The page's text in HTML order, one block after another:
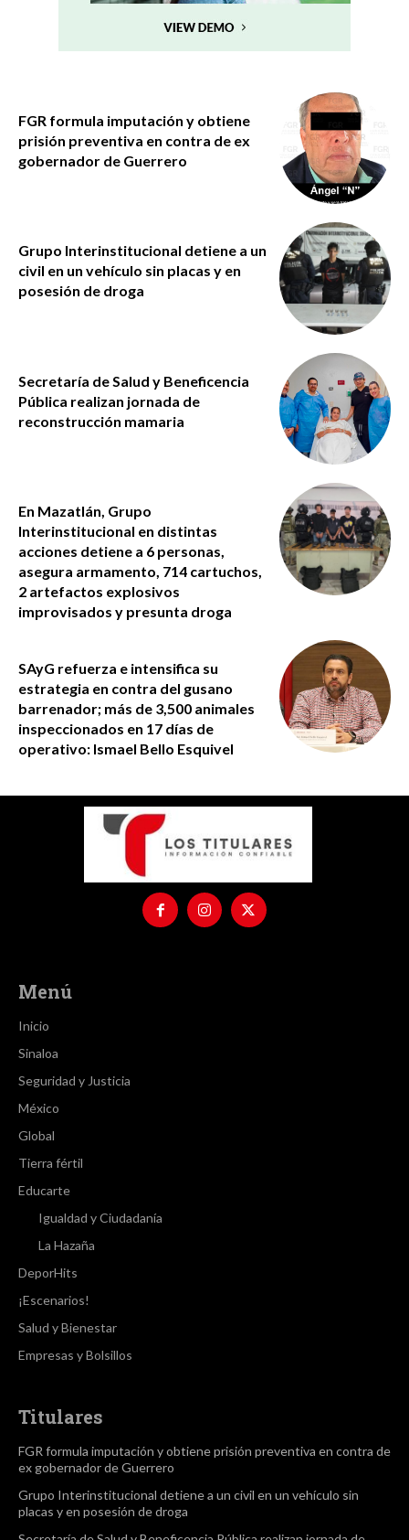
FGR formula imputación y obtiene
prisión preventiva en contra de ex
gobernador de Guerrero
Grupo Interinstitucional detiene a un
civil en un vehículo sin placas y en
posesión de droga
Secretaría de Salud y Beneficencia
Pública realizan jornada de
reconstrucción mamaria
En Mazatlán, Grupo
Interinstitucional en distintas
acciones detiene a 6 personas,
asegura armamento, 714 cartuchos,
2 artefactos explosivos
improvisados y presunta droga
SAyG refuerza e intensifica su
estrategia en contra del gusano
barrenador; más de 3,500 animales
inspeccionados en 17 días de
operativo: Ismael Bello Esquivel
Menú
Inicio
Sinaloa
Seguridad y Justicia
México
Global
Tierra fértil
Educarte
Igualdad y Ciudadanía
La Hazaña
DeporHits
¡Escenarios!
Salud y Bienestar
Empresas y Bolsillos
Titulares
FGR formula imputación y obtiene prisión preventiva en contra de
ex gobernador de Guerrero
Grupo Interinstitucional detiene a un civil en un vehículo sin
placas y en posesión de droga